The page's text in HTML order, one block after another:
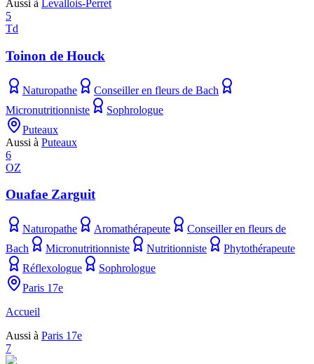
Aussi à Levallois-Perret
5
Td
Toinon de Houck
Naturopathe
Conseiller en fleurs de Bach
Micronutritionniste
Sophrologue
Puteaux
Aussi à Puteaux
6
OZ
Ouafae Zarguit
Naturopathe Aromathérapeute
Conseiller en fleurs de
Bach
Micronutritionniste Nutritionniste
Phytothérapeute
Réflexologue
Sophrologue
Paris 17e
Accueil
Aussi à Paris 17e
7